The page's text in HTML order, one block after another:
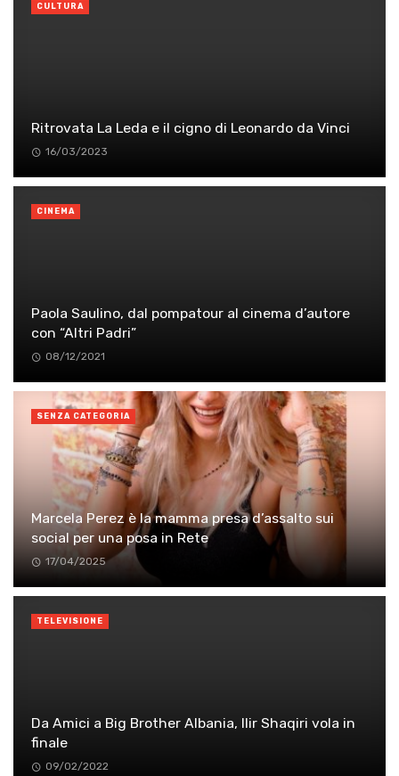
Ritrovata La Leda e il cigno di Leonardo da Vinci
16/03/2023
CULTURA
Paola Saulino, dal pompatour al cinema d’autore
con “Altri Padri”
08/12/2021
CINEMA
Marcela Perez è la mamma presa d’assalto sui
social per una posa in Rete
17/04/2025
SENZA CATEGORIA
Da Amici a Big Brother Albania, Ilir Shaqiri vola in
finale
09/02/2022
TELEVISIONE